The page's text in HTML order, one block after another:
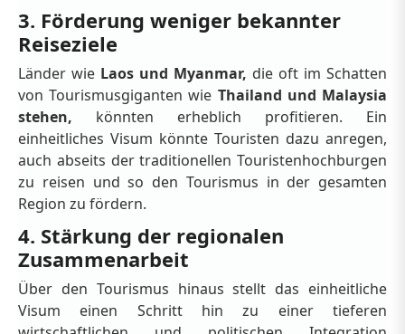
3. Förderung weniger bekannter
Reiseziele
Länder wie Laos und Myanmar, die oft im Schatten
von Tourismusgiganten wie Thailand und Malaysia
stehen, könnten erheblich profitieren. Ein
einheitliches Visum könnte Touristen dazu anregen,
auch abseits der traditionellen Touristenhochburgen
zu reisen und so den Tourismus in der gesamten
Region zu fördern.
4. Stärkung der regionalen
Zusammenarbeit
Über den Tourismus hinaus stellt das einheitliche
Visum einen Schritt hin zu einer tieferen